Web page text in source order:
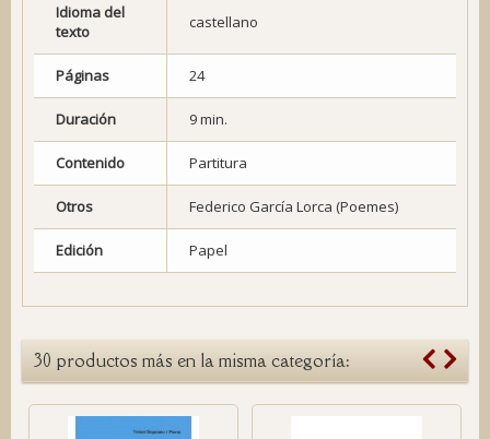
Idioma del
texto
castellano
Páginas 24
Duración 9 min.
Contenido Partitura
Otros Federico García Lorca (Poemes)
Edición Papel
30 productos más en la misma categoría: